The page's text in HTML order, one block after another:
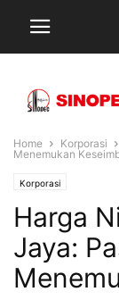
Home Korporasi
Menemukan
Korporasi
Harga
Jaya: